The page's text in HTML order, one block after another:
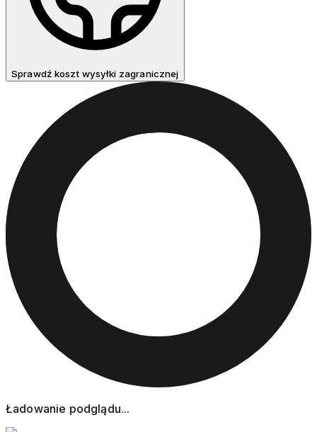
Sprawdź koszt wysyłki zagranicznej
Ładowanie podglądu...